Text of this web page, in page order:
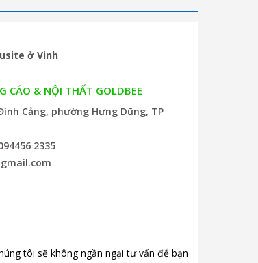
ở Vinh
CÁO & NỘI THẤT GOLDBEE
Cảng, phường Hưng Dũng, TP
2335
tôi sẽ không ngần ngại tư vấn để bạn